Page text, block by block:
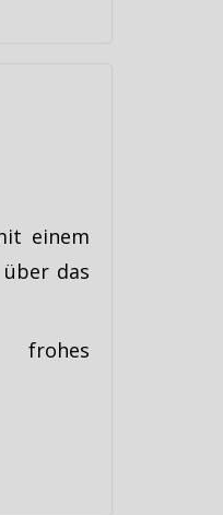
einem
das
frohes